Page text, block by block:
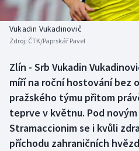
Biatlon
Box
Curling
Dostihy
Aplikace ČT sport
Vukadin Vukadinovič
Zdroj: ČTK/Paprskář Pavel
Zlín - Srb Vukadin
míří na roční hostování bez
pražského týmu přitom
teprve v květnu. Pod
Stramaccionim se i kvůli
příchodu zahraničních